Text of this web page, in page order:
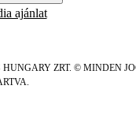
ajánlat
ZRT. © MINDEN